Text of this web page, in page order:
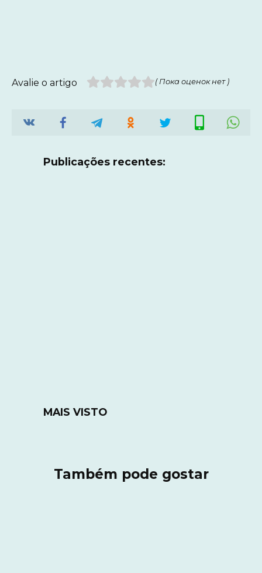
Avalie o artigo ( Пока оценок нет )
Publicações recentes:
MAIS VISTO
Também pode gostar